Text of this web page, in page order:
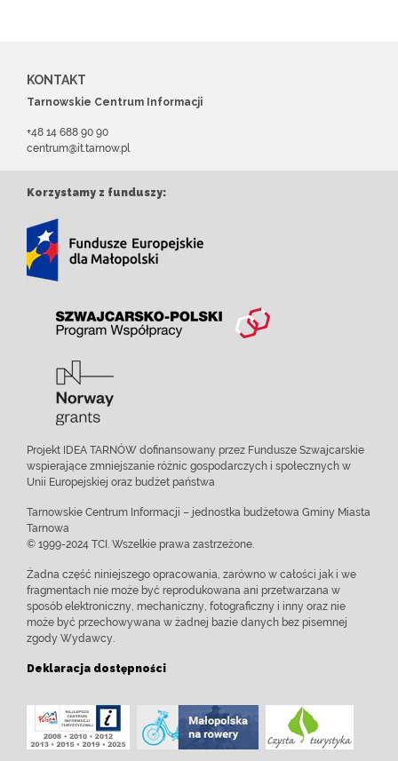
KONTAKT
Tarnowskie Centrum Informacji
+48 14 688 90 90
centrum@it.tarnow.pl
Korzystamy z funduszy:
Projekt IDEA TARNÓW dofinansowany przez Fundusze Szwajcarskie
wspierające zmniejszanie różnic gospodarczych i społecznych w
Unii Europejskiej oraz budżet państwa
Tarnowskie Centrum Informacji – jednostka budżetowa Gminy Miasta
Tarnowa
© 1999-2024 TCI. Wszelkie prawa zastrzeżone.
Żadna część niniejszego opracowania, zarówno w całości jak i we
fragmentach nie może być reprodukowana ani przetwarzana w
sposób elektroniczny, mechaniczny, fotograficzny i inny oraz nie
może być przechowywana w żadnej bazie danych bez pisemnej
zgody Wydawcy.
Deklaracja dostępności